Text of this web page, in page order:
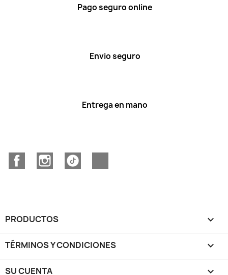
Pago seguro online
Envio seguro
Entrega en mano
FacebookInstagram
PRODUCTOS 
TÉRMINOS Y CONDICIONES 
SU CUENTA 